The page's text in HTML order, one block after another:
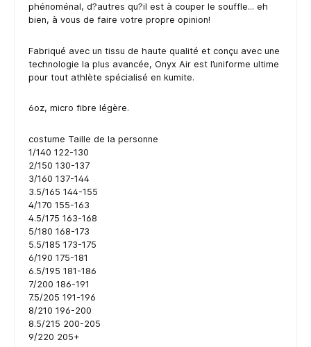
phénoménal, d?autres qu?il est à couper le souffle... eh
bien, à vous de faire votre propre opinion!
Fabriqué avec un tissu de haute qualité et conçu avec une
technologie la plus avancée, Onyx Air est l’uniforme ultime
pour tout athlète spécialisé en kumite.
6oz, micro fibre légère.
costume Taille de la personne
1/140 122-130
2/150 130-137
3/160 137-144
3.5/165 144-155
4/170 155-163
4.5/175 163-168
5/180 168-173
5.5/185 173-175
6/190 175-181
6.5/195 181-186
7/200 186-191
7.5/205 191-196
8/210 196-200
8.5/215 200-205
9/220 205+